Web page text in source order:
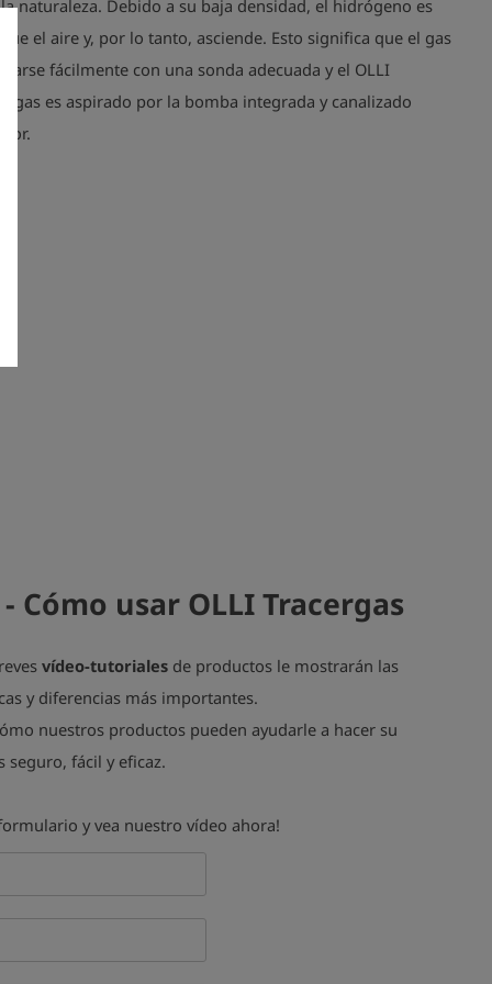
naturaleza. Debido a su baja densidad, el hidrógeno es
el aire y, por lo tanto, asciende. Esto significa que el gas
fácilmente con una sonda adecuada y el OLLI
El gas es aspirado por la bomba integrada y canalizado
Cómo usar OLLI Tracergas
vídeo-tutoriales de productos le mostrarán las
y diferencias más importantes.
nuestros productos pueden ayudarle a hacer su
seguro, fácil y eficaz.
y vea nuestro vídeo ahora!